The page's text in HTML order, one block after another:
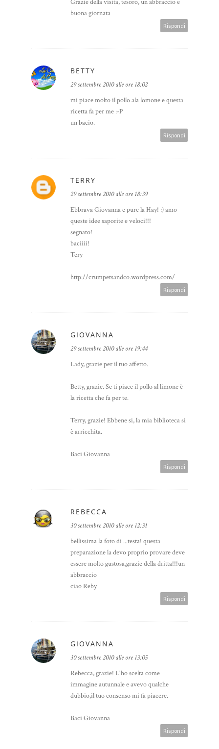
Grazie della visita, tesoro, un abbraccio e
buona giornata
Rispondi
BETTY
29 settembre 2010 alle ore 18:02
mi piace molto il pollo ala lomone e questa
ricetta fa per me :-P
un bacio.
Rispondi
TERRY
29 settembre 2010 alle ore 18:39
Ebbrava Giovanna e pure la Hay! :) amo
queste idee saporite e veloci!!!
segnato!
baciiii!
Tery
http://crumpetsandco.wordpress.com/
Rispondi
GIOVANNA
29 settembre 2010 alle ore 19:44
Lady, grazie per il tuo affetto.
Betty, grazie. Se ti piace il pollo al limone è
la ricetta che fa per te.
Terry, grazie! Ebbene si, la mia biblioteca si
è arricchita.
Baci Giovanna
Rispondi
REBECCA
30 settembre 2010 alle ore 12:31
bellissima la foto di ...testa! questa
preparazione la devo proprio provare deve
essere molto gustosa,grazie della dritta!!!un
abbraccio
ciao Reby
Rispondi
GIOVANNA
30 settembre 2010 alle ore 13:05
Rebecca, grazie! L'ho scelta come
immagine autunnale e avevo qualche
dubbio,il tuo consenso mi fa piacere.
Baci Giovanna
Rispondi